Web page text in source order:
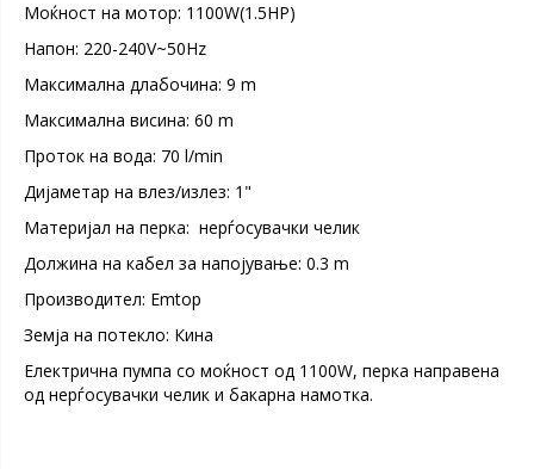
Моќност на мотор: 1100W(1.5HP)
Напон: 220-240V~50Hz
Максимална длабочина: 9 m
Mаксимална висина: 60 m
Проток на вода: 70 l/min
Дијаметар на влез/излез: 1"
Материјал на перка: нерѓосувачки челик
Должина на кабел за напојување: 0.3 m
Производител: Emtop
Земја на потекло: Кина
Електрична пумпа со моќност од 1100W, перка направена
од нерѓосувачки челик и бакарна намотка.